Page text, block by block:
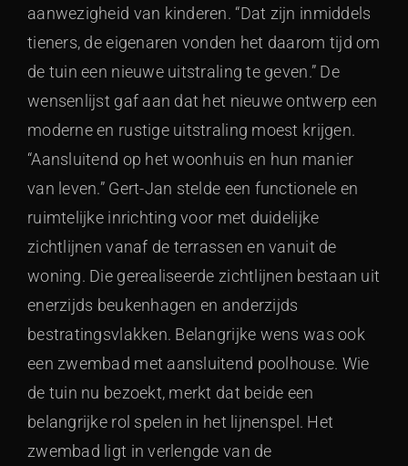
aanwezigheid van kinderen. “Dat zijn inmiddels
tieners, de eigenaren vonden het daarom tijd om
de tuin een nieuwe uitstraling te geven.” De
wensenlijst gaf aan dat het nieuwe ontwerp een
moderne en rustige uitstraling moest krijgen.
“Aansluitend op het woonhuis en hun manier
van leven.” Gert-Jan stelde een functionele en
ruimtelijke inrichting voor met duidelijke
zichtlijnen vanaf de terrassen en vanuit de
woning. Die gerealiseerde zichtlijnen bestaan uit
enerzijds beukenhagen en anderzijds
bestratingsvlakken. Belangrijke wens was ook
een zwembad met aansluitend poolhouse. Wie
de tuin nu bezoekt, merkt dat beide een
belangrijke rol spelen in het lijnenspel. Het
zwembad ligt in verlengde van de